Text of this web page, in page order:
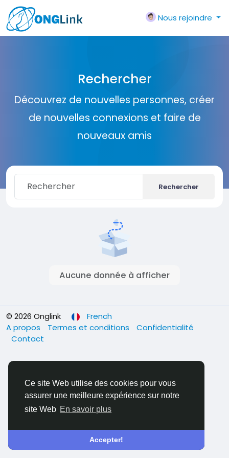
Ce site Web utilise des cookies pour vous
assurer une meilleure expérience sur notre
site Web En savoir plus
Accepter!
Nous rejoindre
Rechercher
Découvrez de nouvelles personnes, créer
de nouvelles connexions et faire de
nouveaux amis
Rechercher
Aucune donnée à afficher
© 2026 Onglink
French
A propos
Termes et conditions
Confidentialité
Contact